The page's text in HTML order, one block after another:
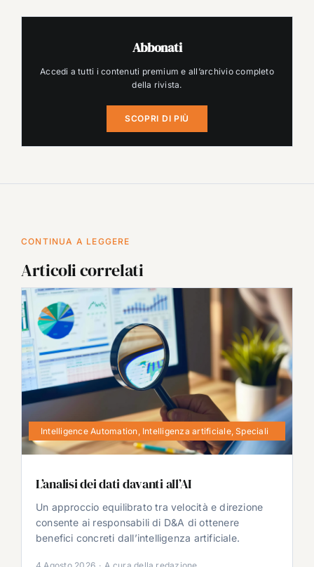
Abbonati
Accedi a tutti i contenuti premium e all’archivio completo
della rivista.
SCOPRI DI PIÙ
CONTINUA A LEGGERE
Articoli correlati
Intelligence Automation Intelligenza artificiale,Speciali
L’analisi dei dati davanti all’AI
Un approccio equilibrato tra velocità e direzione
consente ai responsabili di D&A di ottenere
benefici concreti dall’intelligenza artificiale.